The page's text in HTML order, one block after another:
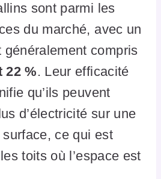
sont parmi les
du marché, avec un
généralement compris
22 %. Leur efficacité
qu’ils peuvent
d’électricité sur une
ce qui est
toits où l’espace est